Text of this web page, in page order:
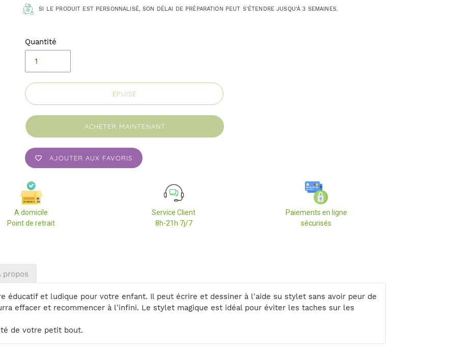
SI LE PRODUIT EST PERSONNALISÉ, SON DÉLAI DE PRÉPARATION PEUT S'ÉTENDRE JUSQU'À 3 SEMAINES.
Quantité
ÉPUISÉ
ACHETER MAINTENANT
AJOUTER AUX FAVORIS
A domicile
Point de retrait
Service Client
8h-21h 7j/7
Paiements en ligne
sécurisés
propos
éducatif et ludique pour votre enfant. Il peut écrire et dessiner à l'aide su stylet sans avoir peur de
effacer et recommencer à l'infini. Le stylet magique est idéal pour éviter les taches sur les
de votre petit bout.